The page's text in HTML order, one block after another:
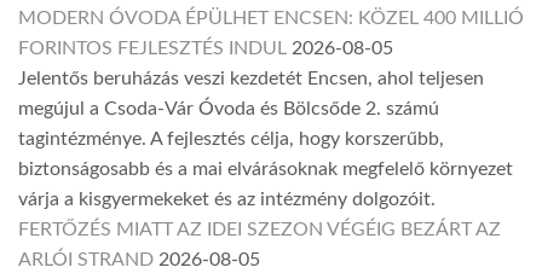
MODERN ÓVODA ÉPÜLHET ENCSEN: KÖZEL 400 MILLIÓ
FORINTOS FEJLESZTÉS INDUL 2026-08-05
Jelentős beruházás veszi kezdetét Encsen, ahol teljesen
megújul a Csoda-Vár Óvoda és Bölcsőde 2. számú
tagintézménye. A fejlesztés célja, hogy korszerűbb,
biztonságosabb és a mai elvárásoknak megfelelő környezet
várja a kisgyermekeket és az intézmény dolgozóit.
FERTŐZÉS MIATT AZ IDEI SZEZON VÉGÉIG BEZÁRT AZ
ARLÓI STRAND 2026-08-05